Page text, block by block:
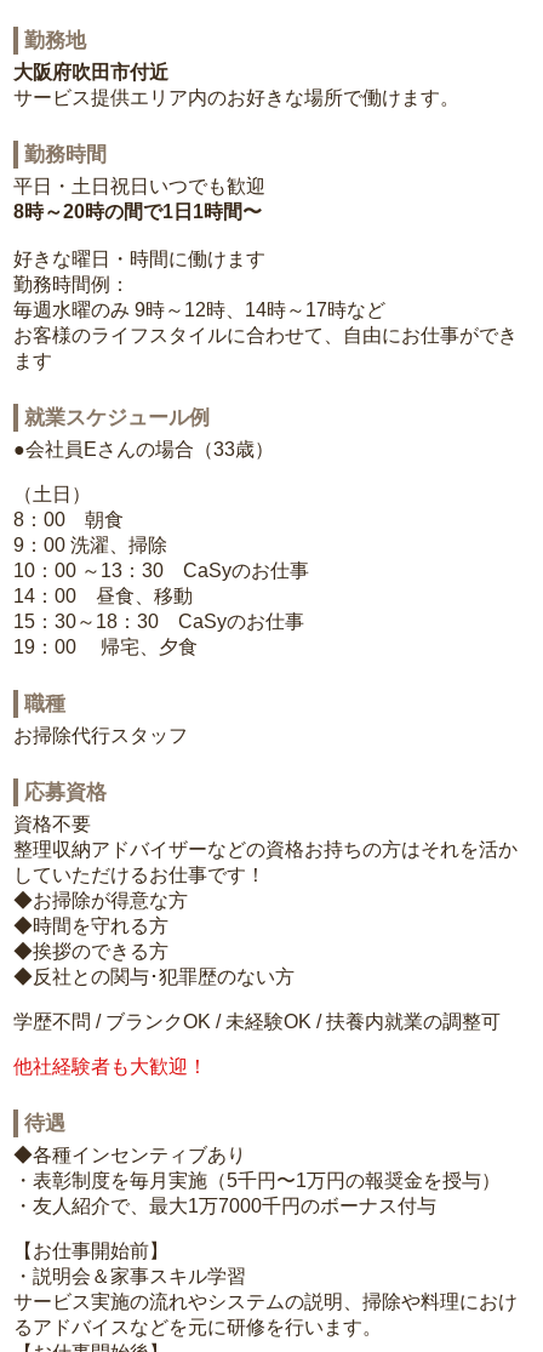
勤務地
大阪府吹田市付近
サービス提供エリア内のお好きな場所で働けます。
勤務時間
平日・土日祝日いつでも歓迎
8時～20時の間で1日1時間〜
好きな曜日・時間に働けます
勤務時間例：
毎週水曜のみ 9時～12時、14時～17時など
お客様のライフスタイルに合わせて、自由にお仕事ができ
ます
就業スケジュール例
●会社員Eさんの場合（33歳）
（土日）
8：00 朝食
9：00 洗濯、掃除
10：00 ～13：30 CaSyのお仕事
14：00 昼食、移動
15：30～18：30 CaSyのお仕事
19：00 帰宅、夕食
職種
お掃除代行スタッフ
応募資格
資格不要
整理収納アドバイザーなどの資格お持ちの方はそれを活か
していただけるお仕事です！
◆お掃除が得意な方
◆時間を守れる方
◆挨拶のできる方
◆反社との関与･犯罪歴のない方
学歴不問 / ブランクOK / 未経験OK / 扶養内就業の調整可
他社経験者も大歓迎！
待遇
◆各種インセンティブあり
・表彰制度を毎月実施（5千円〜1万円の報奨金を授与）
・友人紹介で、最大1万7000千円のボーナス付与
【お仕事開始前】
・説明会＆家事スキル学習
サービス実施の流れやシステムの説明、掃除や料理におけ
るアドバイスなどを元に研修を行います。